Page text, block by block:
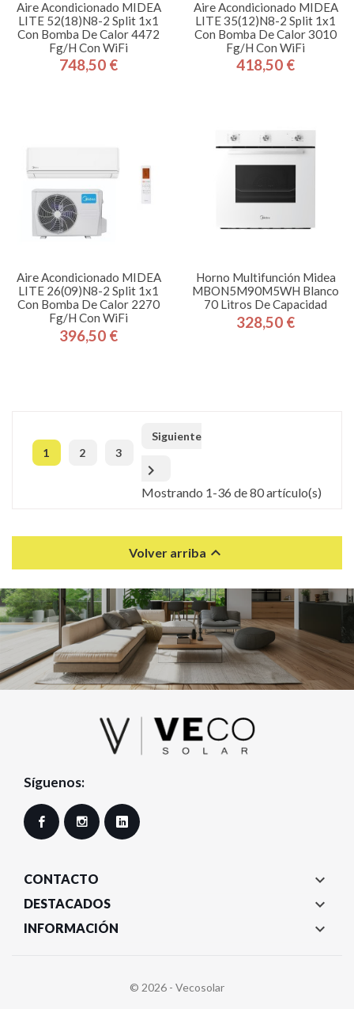
Aire Acondicionado MIDEA
LITE 52(18)N8-2 Split 1x1
Con Bomba De Calor 4472
Fg/h Con WiFi
Precio
748,50 €
Aire Acondicionado MIDEA
LITE 35(12)N8-2 Split 1x1
Con Bomba De Calor 3010
Fg/h Con WiFi
Precio
418,50 €
Aire Acondicionado MIDEA
LITE 26(09)N8-2 Split 1x1
Con Bomba De Calor 2270
Fg/h Con WiFi
Precio
396,50 €
Horno Multifunción Midea
MBON5M90M5WH Blanco
70 Litros De Capacidad
Precio
328,50 €
1 2 3
Siguiente

Mostrando 1-36 de 80 artículo(s)
Volver arriba 
Síguenos:
Facebook Instagram
CONTACTO 
DESTACADOS 
INFORMACIÓN 
© 2026 - Vecosolar